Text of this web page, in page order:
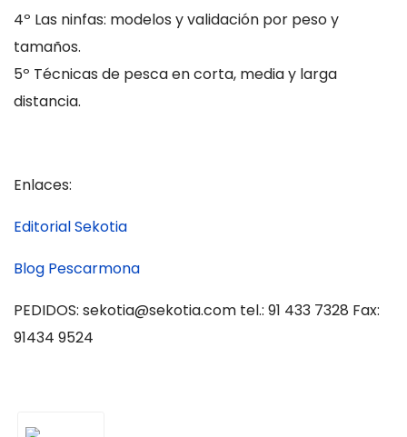
4º Las ninfas: modelos y validación por peso y
tamaños.
5º Técnicas de pesca en corta, media y larga
distancia.
Enlaces:
Editorial Sekotia
Blog Pescarmona
PEDIDOS: sekotia@sekotia.com tel.: 91 433 7328 Fax:
91434 9524